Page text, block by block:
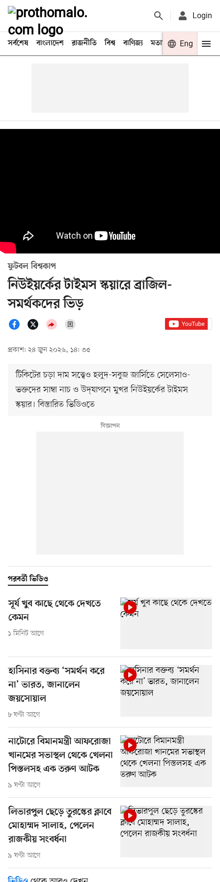
Login
সর্বশেষ বাংলাদেশ রাজনীতি বিশ্ব বাণিজ্য মতামত খেলা
Eng
ফুটবল বিশ্বকাপ
নিউইয়র্কের টাইমস স্কয়ারে ব্রাজিল-
সমর্থকদের ভিড়
প্রকাশ: ২৪ জুন ২০২৬, ১৪: ৩৫
টিকিটের চড়া দাম সত্ত্বেও হলুদ-সবুজ জার্সিতে সেলেসাও-
ভক্তদের সাম্বা নাচ ও উদ্‌যাপনে মুখর নিউইয়র্কের টাইমস
স্কয়ার। বিস্তারিত ভিডিওতে
পরবর্তী ভিডিও
সূর্য খুব কাছে থেকে দেখতে
কেমন
১ মিনিট আগে
হাসিনার বক্তব্য ‘সমর্থন করে
না’ ভারত, জানালেন
জয়সোয়াল
৮ ঘণ্টা আগে
নাটোরে বিমানমন্ত্রী আফরোজা
খানমের সভাস্থল থেকে খেলনা
পিস্তলসহ এক তরুণ আটক
৯ ঘণ্টা আগে
লিভারপুল ছেড়ে তুরস্কের ক্লাবে
মোহাম্মদ সালাহ, পেলেন
রাজকীয় সংবর্ধনা
৯ ঘণ্টা আগে